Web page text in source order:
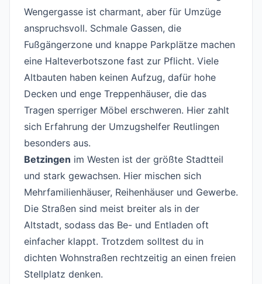
Wengergasse ist charmant, aber für Umzüge
anspruchsvoll. Schmale Gassen, die
Fußgängerzone und knappe Parkplätze machen
eine Halteverbotszone fast zur Pflicht. Viele
Altbauten haben keinen Aufzug, dafür hohe
Decken und enge Treppenhäuser, die das
Tragen sperriger Möbel erschweren. Hier zahlt
sich Erfahrung der Umzugshelfer Reutlingen
besonders aus.
Betzingen im Westen ist der größte Stadtteil
und stark gewachsen. Hier mischen sich
Mehrfamilienhäuser, Reihenhäuser und Gewerbe.
Die Straßen sind meist breiter als in der
Altstadt, sodass das Be- und Entladen oft
einfacher klappt. Trotzdem solltest du in
dichten Wohnstraßen rechtzeitig an einen freien
Stellplatz denken.